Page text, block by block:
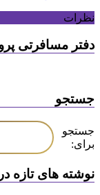
نظرات
دفتر مسافرتی
جستجو
جستجو
برای:
نوشته های تازه